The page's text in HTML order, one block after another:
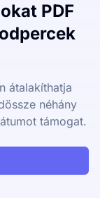
PDF
átalakíthatja
néhány
támogat.